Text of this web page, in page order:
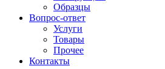
Образцы
Вопрос-ответ
Услуги
Товары
Прочее
Контакты